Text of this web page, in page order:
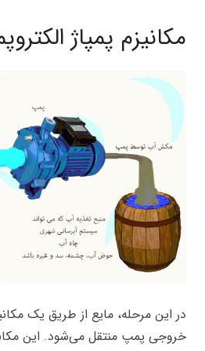
مکانیزم پمپاژ
در این مرحله، مایع از طریق یک
خروجی پمپ منتقل می‌شود. این